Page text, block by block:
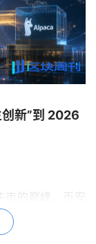
新”到 2026
的巅峰，币安
直接用 BUSD
的锁定特斯拉